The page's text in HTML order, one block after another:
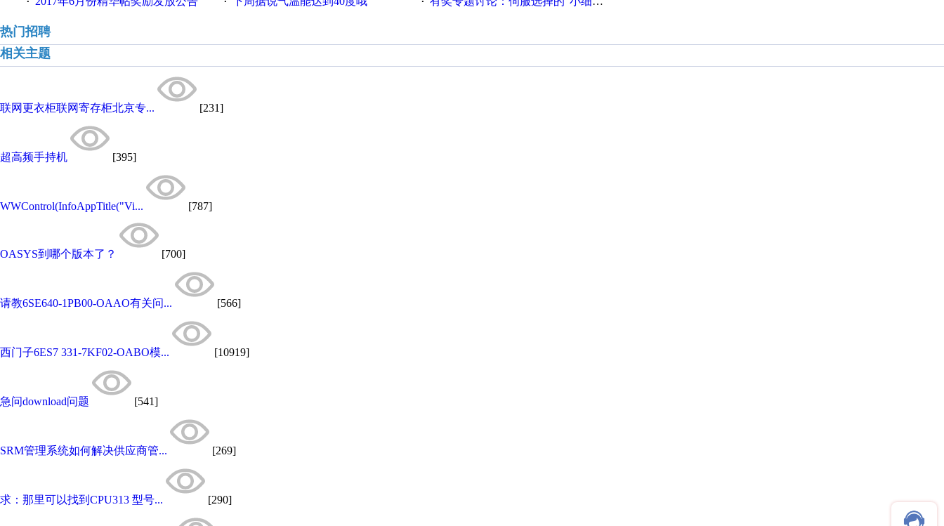
热门招聘
相关主题
联网更衣柜联网寄存柜北京专... [231]
超高频手持机 [395]
WWControl(InfoAppTitle("Vi... [787]
OASYS到哪个版本了？ [700]
请教6SE640-1PB00-OAAO有关问... [566]
西门子6ES7 331-7KF02-OABO模... [10919]
急问download问题 [541]
SRM管理系统如何解决供应商管... [269]
求：那里可以找到CPU313 型号... [290]